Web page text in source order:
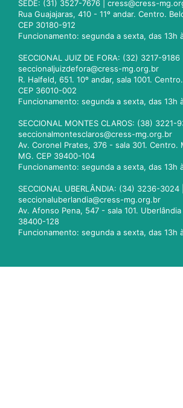
SEDE: (31) 3527-7676 | cress@cress-
Rua Guajajaras, 410 - 11º andar. Centro.
CEP 30180-912
Funcionamento: segunda a sexta, das 13h
SECCIONAL JUIZ DE FORA: (32) 3217-9186 |
seccionaljuizdefora@cress-mg.org.br
R. Halfeld, 651. 10º andar, sala 1001.
CEP 36010-002
Funcionamento: segunda a sexta, das 13h
SECCIONAL MONTES CLAROS: (38) 3221-
seccionalmontesclaros@cress-mg.org.br
Av. Coronel Prates, 376 - sala 301. Centro.
MG. CEP 39400-104
Funcionamento: segunda a sexta, das 13h
SECCIONAL UBERLÂNDIA: (34) 3236-3024 |
seccionaluberlandia@cress-mg.org.br
Av. Afonso Pena, 547 - sala 101.
38400-128
Funcionamento: segunda a sexta, das 13h